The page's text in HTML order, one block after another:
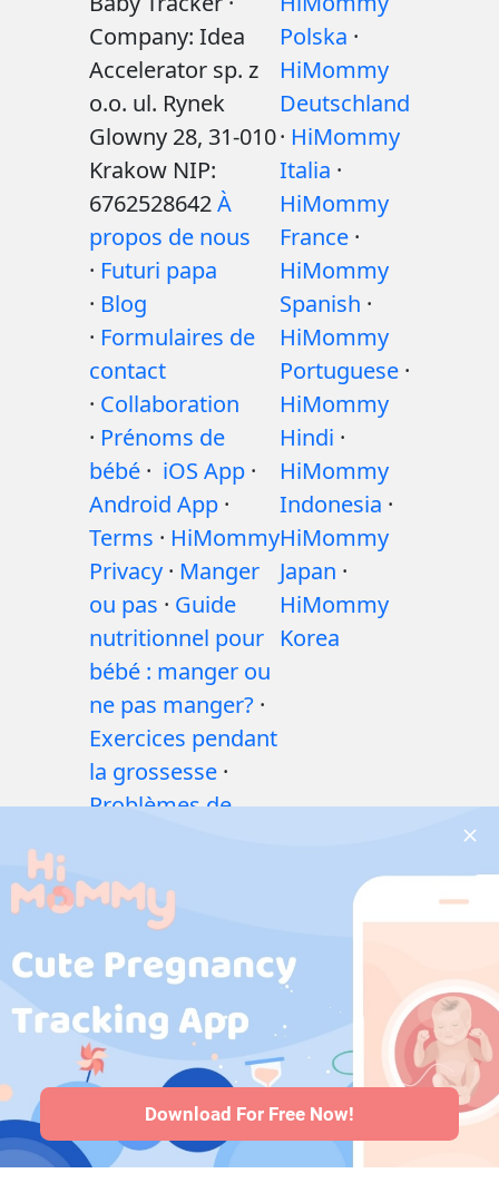
Company: Idea
Accelerator sp. z
o.o. ul. Rynek
Glowny 28, 31-010
Krakow NIP:
6762528642À
propos de nous
· Futuri papa
· Blog
· Formulaires de
contact
· Collaboration
· Prénoms de
bébé · iOS App ·
Android App ·
Terms · HiMommy
Privacy · Manger
ou pas · Guide
nutritionnel pour
bébé : manger ou
ne pas manger? ·
Exercices pendant
la grossesse ·
Problèmes de
Médicaments
pendant la
grossesse·
Problèmes de
santé des bébés
Articles ·Politique
editoriale
Polska ·
HiMommy
Deutschland
· HiMommy
Italia ·
HiMommy
France ·
HiMommy
Spanish ·
HiMommy
Portuguese ·
HiMommy
Hindi ·
HiMommy
Indonesia ·
HiMommy
Japan ·
HiMommy
Korea
Download For Free Now!